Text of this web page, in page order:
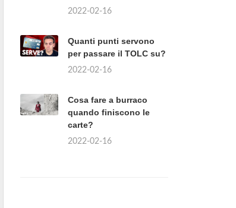
2022-02-16
Quanti punti servono
per passare il TOLC su?
2022-02-16
Cosa fare a burraco
quando finiscono le
carte?
2022-02-16